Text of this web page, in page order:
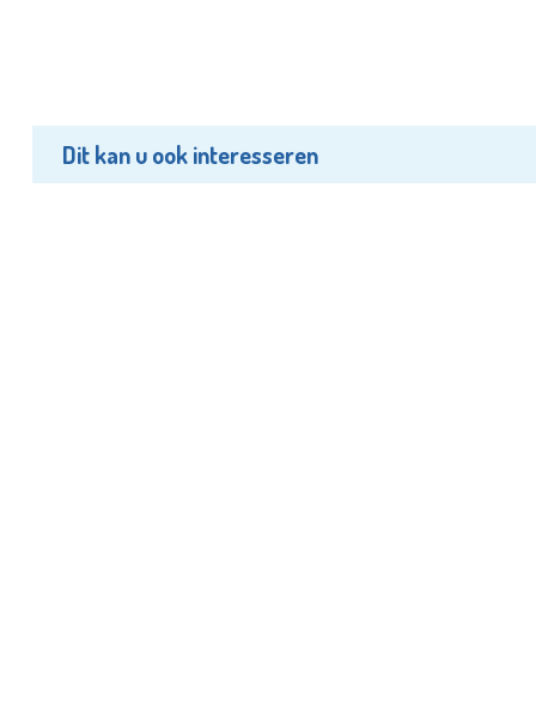
Dit kan u ook interesseren